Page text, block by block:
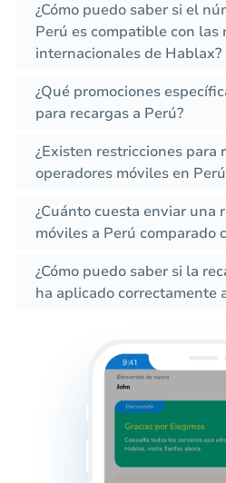
¿Cómo puedo saber si el
Perú es compatible con las
internacionales de Hablax?
¿Qué promociones
para recargas a Perú?
¿Existen restricciones para
operadores móviles en
¿Cuánto cuesta enviar una
móviles a Perú comparado
¿Cómo puedo saber si la
ha aplicado correctamente